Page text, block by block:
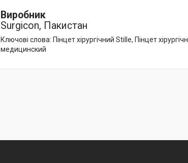
Виробник
Surgicon, Пакистан
Ключові слова: Пінцет хірургічний Stille, Пінцет
медицинский